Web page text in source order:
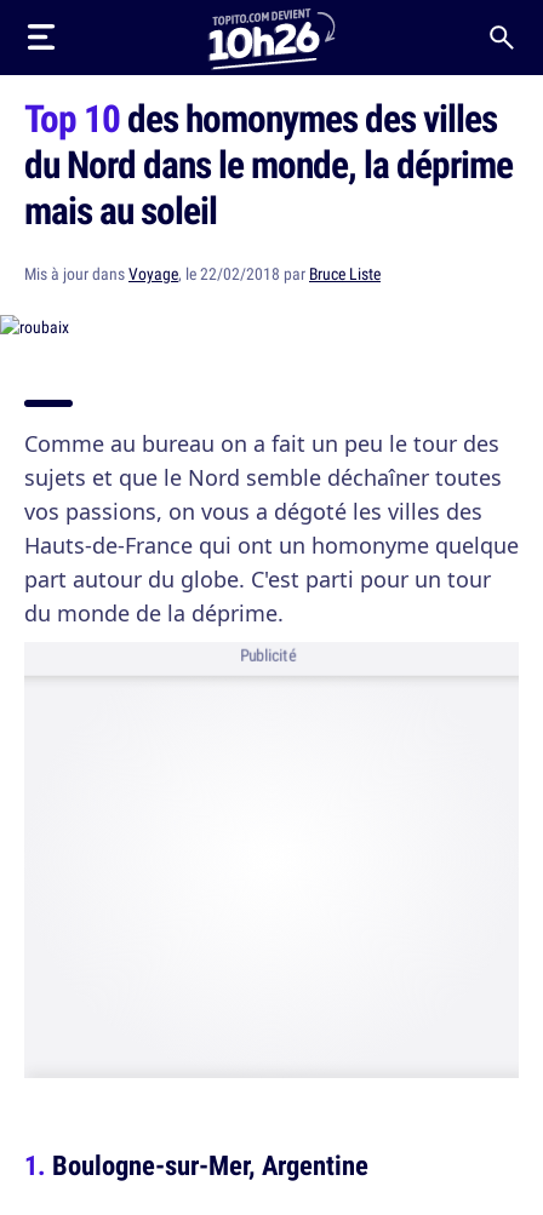
Top 10des homonymes des villes
du Nord dans le monde, la déprime
mais au soleil
Mis à jour dansVoyage, le 22/02/2018 par Bruce Liste
Comme au bureau on a fait un peu le tour des
sujets et que le Nord semble déchaîner toutes
vos passions, on vous a dégoté les villes des
Hauts-de-France qui ont un homonyme quelque
part autour du globe. C'est parti pour un tour
du monde de la déprime.
Publicité
Boulogne-sur-Mer, Argentine